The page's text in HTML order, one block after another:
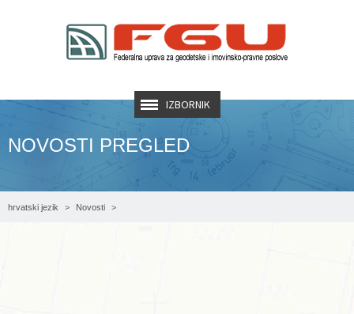
IZBORNIK
NOVOSTI PREGLED
hrvatski jezik Novosti